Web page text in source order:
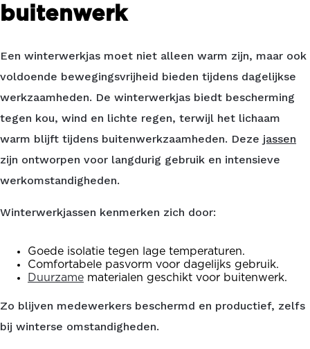
buitenwerk
Een winterwerkjas moet niet alleen warm zijn, maar ook
voldoende bewegingsvrijheid bieden tijdens dagelijkse
werkzaamheden. De winterwerkjas biedt bescherming
tegen kou, wind en lichte regen, terwijl het lichaam
warm blijft tijdens buitenwerkzaamheden. Deze jassen
zijn ontworpen voor langdurig gebruik en intensieve
werkomstandigheden.
Winterwerkjassen kenmerken zich door:
Goede isolatie tegen lage temperaturen.
Comfortabele pasvorm voor dagelijks gebruik.
Duurzame materialen geschikt voor buitenwerk.
Zo blijven medewerkers beschermd en productief, zelfs
bij winterse omstandigheden.